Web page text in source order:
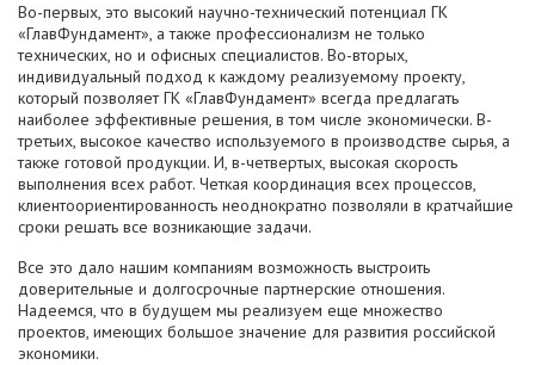
Во-первых, это высокий научно-технический потенциал ГК
«ГлавФундамент», а также профессионализм не только
технических, но и офисных специалистов. Во-вторых,
индивидуальный подход к каждому реализуемому проекту,
который позволяет ГК «ГлавФундамент» всегда предлагать
наиболее эффективные решения, в том числе экономически. В-
третьих, высокое качество используемого в производстве сырья, а
также готовой продукции. И, в-четвертых, высокая скорость
выполнения всех работ. Четкая координация всех процессов,
клиентоориентированность неоднократно позволяли в кратчайшие
сроки решать все возникающие задачи.
Все это дало нашим компаниям возможность выстроить
доверительные и долгосрочные партнерские отношения.
Надеемся, что в будущем мы реализуем еще множество
проектов, имеющих большое значение для развития российской
экономики.